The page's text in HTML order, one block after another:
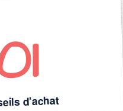
d’achat